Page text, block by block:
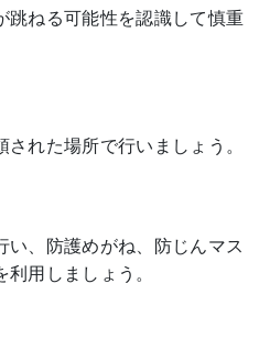
跳ねる可能性を認識して慎重
された場所で行いましょう。
い、防護めがね、防じんマス
用しましょう。